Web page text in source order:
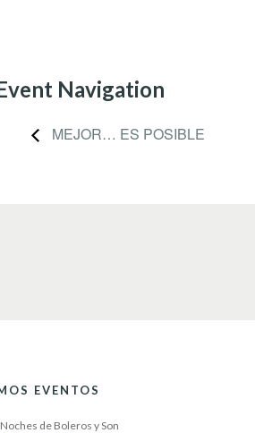
Navigation
MEJOR… ES POSIBLE
EVENTOS
Noches de Boleros y Son